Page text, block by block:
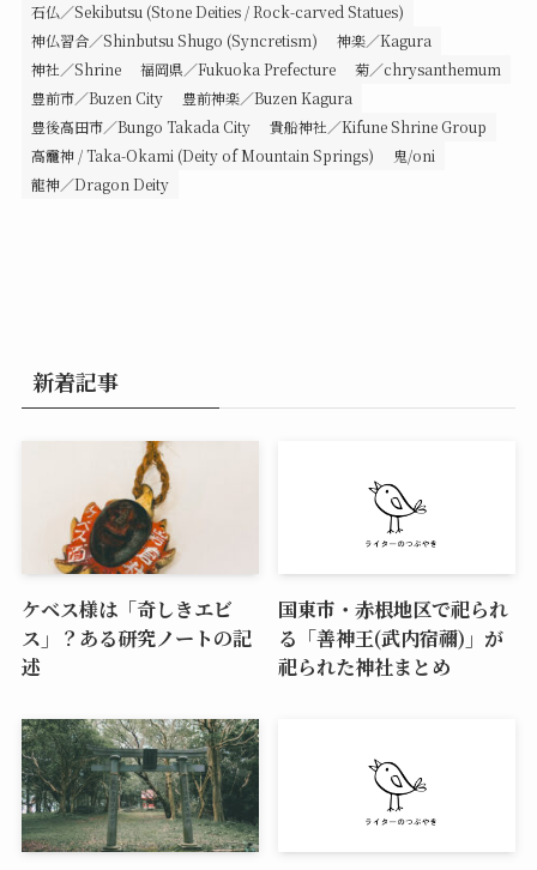
石仏／Sekibutsu (Stone Deities / Rock-carved Statues)
神仏習合／Shinbutsu Shugo (Syncretism)
神楽／Kagura
神社／Shrine
福岡県／Fukuoka Prefecture
菊／chrysanthemum
豊前市／Buzen City
豊前神楽／Buzen Kagura
豊後高田市／Bungo Takada City
貴船神社／Kifune Shrine Group
高龗神 / Taka-Okami (Deity of Mountain Springs)
鬼/oni
龍神／Dragon Deity
新着記事
ケベス様は「奇しきエビ
ス」？ある研究ノートの記
述
国東市・赤根地区で祀られ
る「善神王(武内宿禰)」が
祀られた神社まとめ